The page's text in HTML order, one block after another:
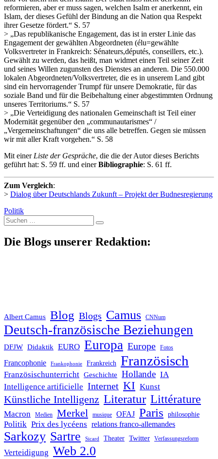
reformieren, aber er muss sagen, welchen Isalm er anerkennt, ein
Islam, der dieses Gefühl der Bindung an die Nation qua Respekt
ihrer Gesetze fördert.“ S. 57
> „Das republikanische Engagement, das ist in erster Linie das
Engagement der gewählten Abgeordneten (élu=gewählte
Volksvertreter in Frankreich: Sénateurs,députés, conseillers, etc.).
Gewählt zu werden, das heißt, man widmet einen Teil seiner Zeit
und seines Willen zugunsten des Dienstes an anderen. Die 550.000
lokalen Abgeordneten/Volksvertreter, die es in unserem Land gibt
sind ein hervorragender Trumpf für unsere Demokratie, für das
soziale Band und für die Beibehaltung einer abgestimmten Ordnung
unseres Territoriums.“ S. 57
> „Die Verteidigung des nationalen Gemeinschaft ist Teil einer
Modernität gegenüber den „communautarismes“ /
„Vergemeinschaftungen“ die uns alle betreffen. Gegen sie müssen
wir mit aller Kraft vorgehen.“ S. 58
Mit einerListe der Gespräche, die die der Autor dieses Berichts
geführt hat: S. 59 ff. und einerBibliographie: S. 61 ff.
Zum Vergleich:
> Dialog über Deutschlands Zukunft – Projekt der Budnesregierung
Politik
Suche
nach:
Die Blogs unserer Redaktion:
Albert Camus Blog Blogs Camus CNNum
Deutsch-französische Beziehungen
DFJW Didaktik EURO Europa Europe Fotos
Francophonie Frankophonie Frankreich Französisch
Französischunterricht Geschichte Hollande IA
Intelligence artificielle Internet KI Kunst
Künstliche Intelligenz Literatur Littérature
Macron Medien Merkel musique OFAJ Paris philosophie
Politik Prix des lycéens relations franco-allemandes
Sarkozy Sartre Sicard Theater Twitter Verfassungsreform
Verteidigung Web 2.0